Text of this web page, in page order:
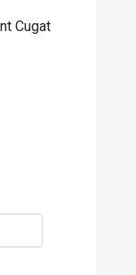
Cugat